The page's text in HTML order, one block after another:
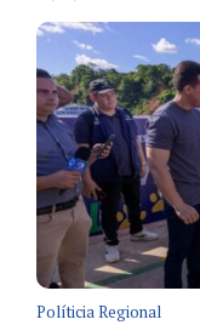
Políticia Regional